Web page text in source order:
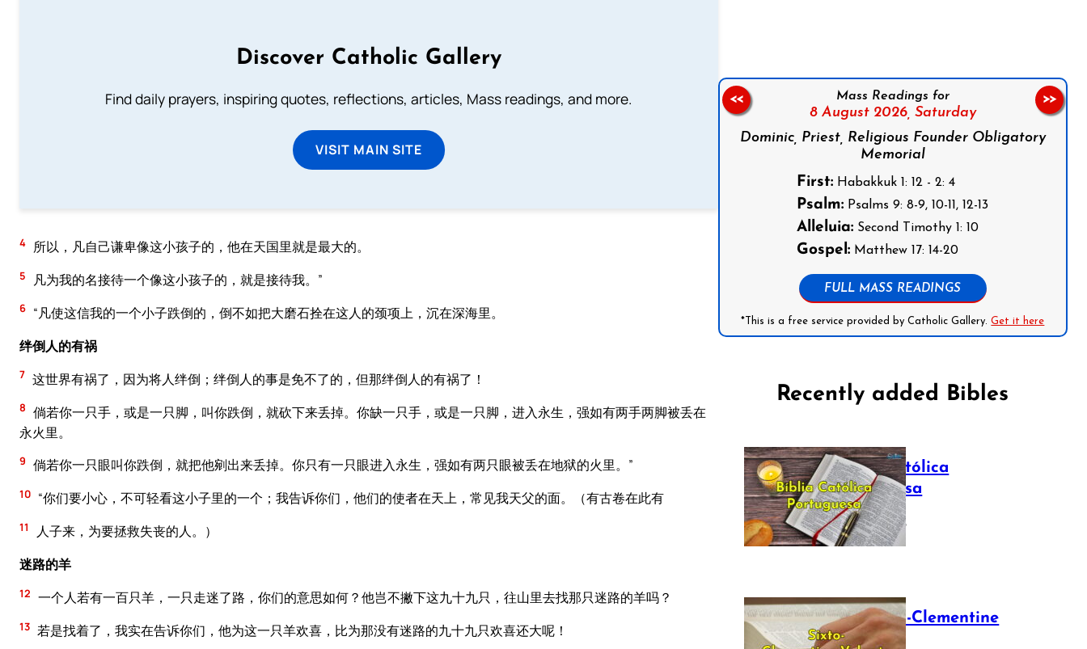
Discover Catholic Gallery
Find daily prayers, inspiring quotes, reflections, articles, Mass readings, and more.
VISIT MAIN SITE
4 所以，凡自己谦卑像这小孩子的，他在天国里就是最大的。
5 凡为我的名接待一个像这小孩子的，就是接待我。”
6 “凡使这信我的一个小子跌倒的，倒不如把大磨石拴在这人的颈项上，沉在深海里。
绊倒人的有祸
7 这世界有祸了，因为将人绊倒；绊倒人的事是免不了的，但那绊倒人的有祸了！
8 倘若你一只手，或是一只脚，叫你跌倒，就砍下来丢掉。你缺一只手，或是一只脚，进入永生，强如有两手两脚被丢在
永火里。
9 倘若你一只眼叫你跌倒，就把他剜出来丢掉。你只有一只眼进入永生，强如有两只眼被丢在地狱的火里。”
10 “你们要小心，不可轻看这小子里的一个；我告诉你们，他们的使者在天上，常见我天父的面。（有古卷在此有
11
人子来，为要拯救失丧的人。）
迷路的羊
12 一个人若有一百只羊，一只走迷了路，你们的意思如何？他岂不撇下这九十九只，往山里去找那只迷路的羊吗？
13 若是找着了，我实在告诉你们，他为这一只羊欢喜，比为那没有迷路的九十九只欢喜还大呢！
Mass Readings for
8 August 2026, Saturday
Dominic, Priest, Religious Founder Obligatory
Memorial
First: Habakkuk 1: 12 - 2: 4
Psalm: Psalms 9: 8-9, 10-11, 12-13
Alleluia: Second Timothy 1: 10
Gospel: Matthew 17: 14-20
FULL MASS READINGS
*This is a free service provided by Catholic Gallery.Get it here
<< >>
Recently added Bibles
Bíblia Católica
Portuguesa
July 16, 2025
The Sixto-Clementine
Vulgate